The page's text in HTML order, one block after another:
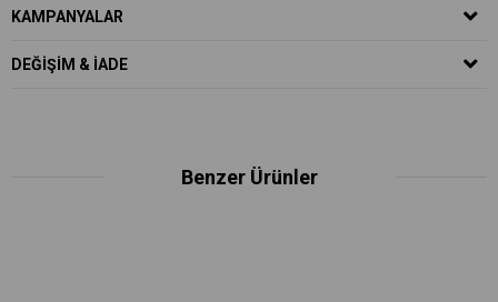
KAMPANYALAR
DEĞIŞIM & İADE
Benzer Ürünler